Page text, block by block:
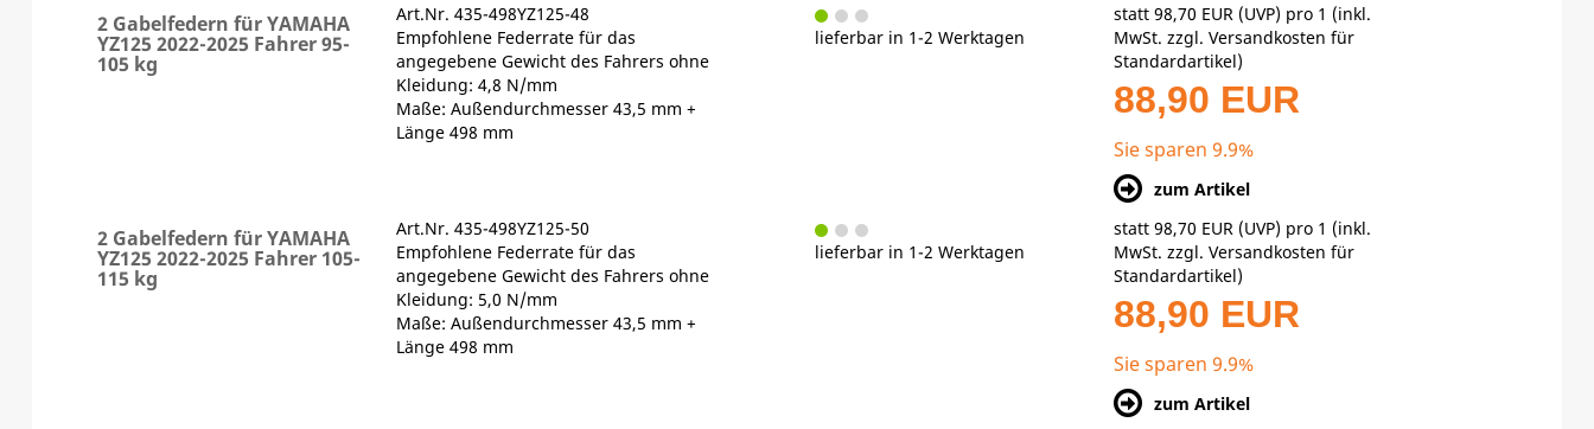
2 Gabelfedern für YAMAHA
YZ125 2022-2025 Fahrer 95-
105 kg
Art.Nr. 435-498YZ125-48
Empfohlene Federrate für das
angegebene Gewicht des Fahrers ohne
Kleidung: 4,8 N/mm
Maße: Außendurchmesser 43,5 mm +
Länge 498 mm
lieferbar in 1-2 Werktagen
statt98,70 EUR (UVP) pro 1 (inkl.
MwSt. zzgl.Versandkosten für
Standardartikel)
88,90 EUR
Sie sparen 9.9%
zum Artikel
2 Gabelfedern für YAMAHA
YZ125 2022-2025 Fahrer 105-
115 kg
Art.Nr. 435-498YZ125-50
Empfohlene Federrate für das
angegebene Gewicht des Fahrers ohne
Kleidung: 5,0 N/mm
Maße: Außendurchmesser 43,5 mm +
Länge 498 mm
lieferbar in 1-2 Werktagen
statt98,70 EUR (UVP) pro 1 (inkl.
MwSt. zzgl.Versandkosten für
Standardartikel)
88,90 EUR
Sie sparen 9.9%
zum Artikel